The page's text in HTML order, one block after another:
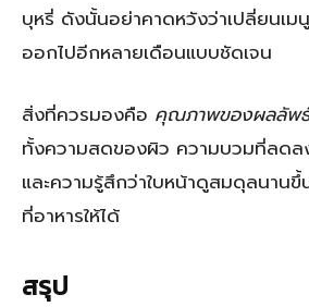
บุหรี่ ดังนั้นอย่าคาดหวังว่าเปลี่ยนเม
ออกไปอีกหลายเดือนแบบชัดเจน
สิ่งที่ควรมองคือ คุณภาพของผลลัพ
ทั้งความสดของผิว ความบวมที่ลด
และความรู้สึกว่าใบหน้าดูสมดุลนาน
ที่อาหารให้ได้
สรุป